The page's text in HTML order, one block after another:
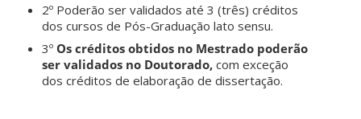
2º Poderão ser validados até 3 (três) créditos
dos cursos de Pós-Graduação lato sensu.
3º Os créditos obtidos no Mestrado poderão
ser validados no Doutorado, com exceção
dos créditos de elaboração de dissertação.